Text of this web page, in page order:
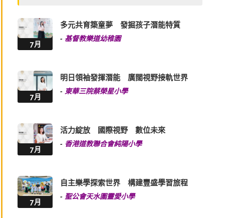
7月
多元共育築童夢 發掘孩子潛能特質
- 基督教樂道幼稚園
7月
明日領袖發揮潛能 廣闊視野接軌世界
-東華三院蔡榮星小學
7月
活力綻放 國際視野 數位未來
- 香港道教聯合會純陽小學
7月
自主樂學探索世界 構建豐盛學習旅程
-聖公會天水圍靈愛小學